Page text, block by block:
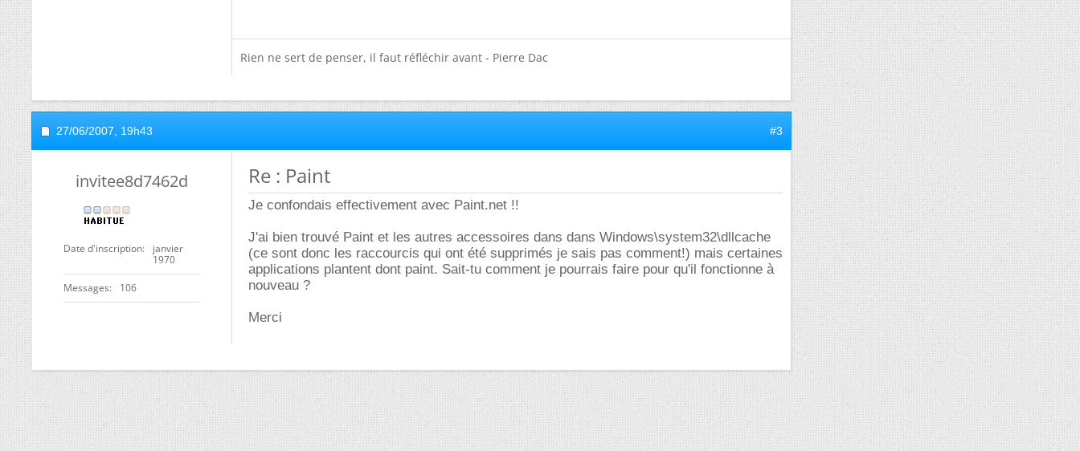
Rien ne sert de penser, il faut réfléchir avant - Pierre Dac
27/06/2007, 19h43 #3
invitee8d7462d
Date d'inscription
janvier
1970
Messages 106
Re : Paint
Je confondais effectivement avec Paint.net !!
J'ai bien trouvé Paint et les autres accessoires dans dans Windows\system32\dllcache
(ce sont donc les raccourcis qui ont été supprimés je sais pas comment!) mais certaines
applications plantent dont paint. Sait-tu comment je pourrais faire pour qu'il fonctionne à
nouveau ?
Merci